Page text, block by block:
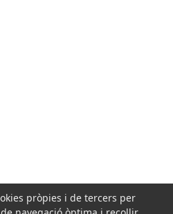
pròpies i de tercers per